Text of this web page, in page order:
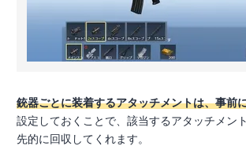
銃器ごとに装着するアタッチメントは、事前
設定しておくことで、該当するアタッチメン
先的に回収してくれます。